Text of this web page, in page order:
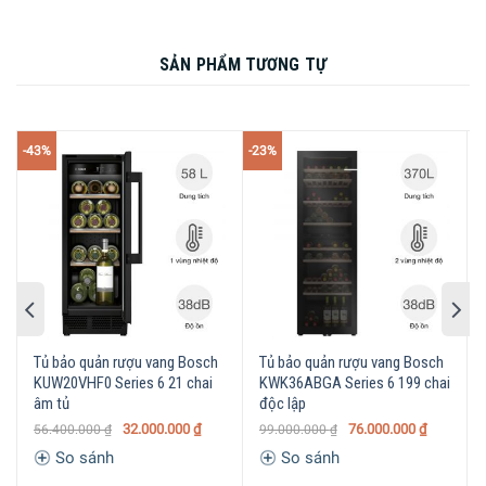
– Ray trượt giảm chấn, tùy chỉnh khoảng cách
thanh gỗ trên kệ bảo quản
Kích thước
thiết bị – Khối
Cao 81,8 cm x Rộng 59,8 cm x Sâu 58,1 cm – 41,5
SẢN PHẨM TƯƠNG TỰ
-43%
Tủ bảo quản rượu vang Bosch
KUW20VHF0 Series 6 21 chai
âm tủ
56.400.000₫ 32.000.000 ₫
So sánh
-23%
Tủ bảo quản rượu vang Bosch
KWK36ABGA Series 6 199 chai
độc lập
99.000.000₫ 76.000.000 ₫
So sánh